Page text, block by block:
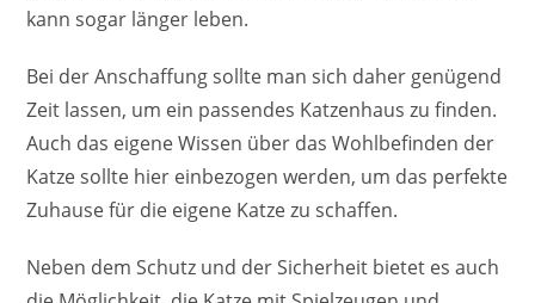
kann sogar länger leben.
Bei der Anschaffung sollte man sich daher genügend
Zeit lassen, um ein passendes Katzenhaus zu finden.
Auch das eigene Wissen über das Wohlbefinden der
Katze sollte hier einbezogen werden, um das perfekte
Zuhause für die eigene Katze zu schaffen.
Neben dem Schutz und der Sicherheit bietet es auch